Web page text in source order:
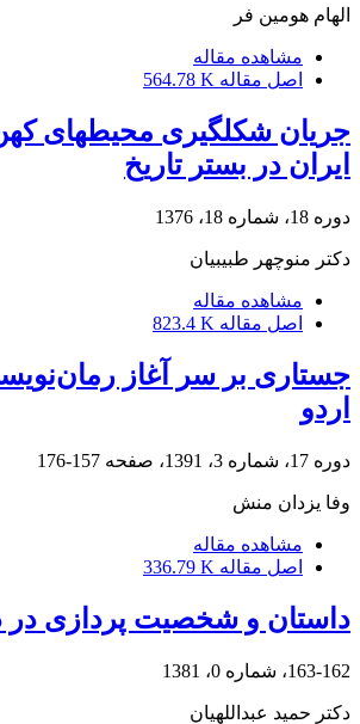
الهام هومین فر
مشاهده مقاله
اصل مقاله 564.78 K
جریان شکلگیری محیطهای
ایران در بستر تاریخ
دوره 18، شماره 18، 1376
دکتر منوچهر طبیبیان
مشاهده مقاله
اصل مقاله 823.4 K
جستاری بر سر آغاز
اردو
دوره 17، شماره 3، 1391، صفحه 157-176
وفا یزدان منش
مشاهده مقاله
اصل مقاله 336.79 K
داستان و شخصیت پردازی در
163-162، شماره 0، 1381
دکتر حمید عبداللهیان